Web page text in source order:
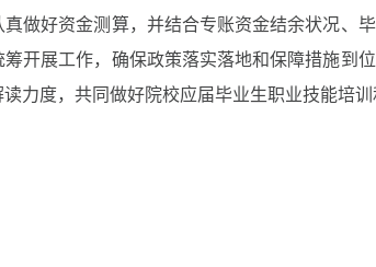
做好资金测算，并结合专账资金结余状况、
开展工作，确保政策落实落地和保障措施到
力度，共同做好院校应届毕业生职业技能培训